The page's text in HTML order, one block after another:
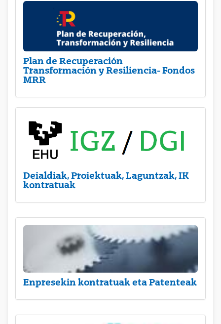
Plan de Recuperación
Transformación y Resiliencia- Fondos
MRR
Deialdiak, Proiektuak, Laguntzak, IK
kontratuak
Enpresekin kontratuak eta Patenteak